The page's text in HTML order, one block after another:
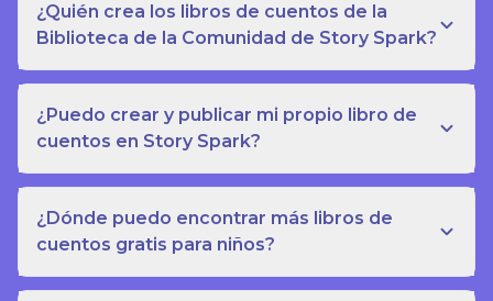
¿Quién crea los libros de cuentos de la
Biblioteca de la Comunidad de Story Spark?
¿Puedo crear y publicar mi propio libro de
cuentos en Story Spark?
¿Dónde puedo encontrar más libros de
cuentos gratis para niños?